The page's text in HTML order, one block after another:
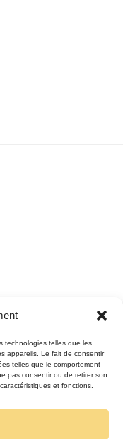
technologies telles que les
appareils. Le fait de consentir
telles que le comportement
pas consentir ou de retirer son
et fonctions.
REJOIGNEZ-NOUS
SUR FACEBOOK